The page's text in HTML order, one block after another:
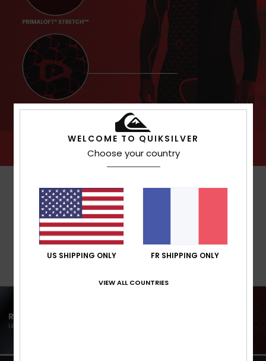
WELCOME TO QUIKSILVER
Choose your country
US SHIPPING ONLY FR SHIPPING ONLY
VIEW ALL COUNTRIES